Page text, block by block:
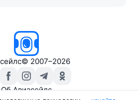
© 2007–2026
Об Авиасейлс